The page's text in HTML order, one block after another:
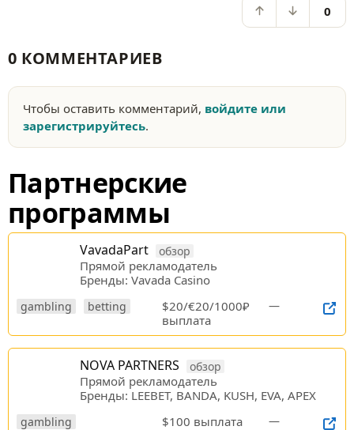
0
0 КОММЕНТАРИЕВ
Чтобы оставить комментарий, войдите или
зарегистрируйтесь.
Партнерские
программы
VavadaPart обзор
Прямой рекламодатель
Бренды: Vavada Casino
gambling betting
$20/€20/1000₽
выплата
—
NOVA PARTNERS обзор
Прямой рекламодатель
Бренды: LEEBET, BANDA, KUSH, EVA, APEX
gambling $100 выплата —